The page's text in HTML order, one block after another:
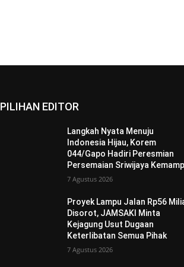
PILIHAN EDITOR
Langkah Nyata Menuju
Indonesia Hijau, Korem
044/Gapo Hadiri Peresmian
Persemaian Sriwijaya
7 Agustus 2026
Proyek Lampu Jalan Rp56
Disorot, JAMSAKI Minta
Kejagung Usut Dugaan
Keterlibatan Semua Pihak
7 Agustus 2026